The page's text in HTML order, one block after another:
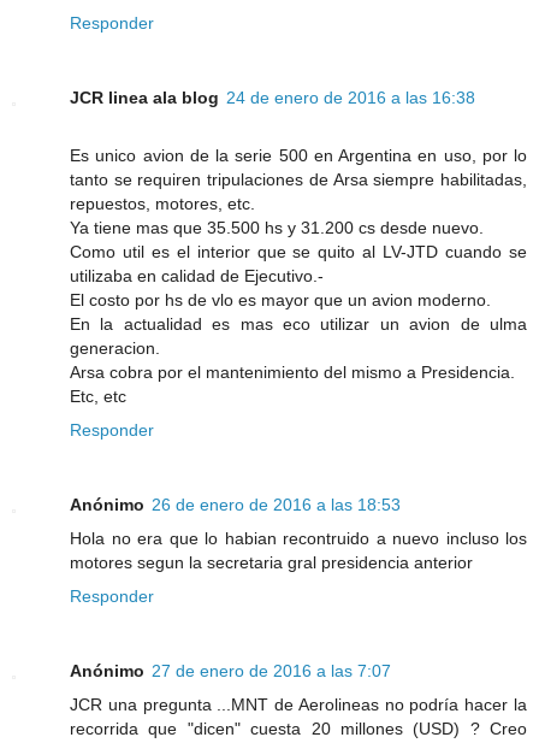
Responder
JCR linea ala blog 24 de enero de 2016 a las 16:38
Es unico avion de la serie 500 en Argentina en uso, por lo
tanto se requiren tripulaciones de Arsa siempre habilitadas,
repuestos, motores, etc.
Ya tiene mas que 35.500 hs y 31.200 cs desde nuevo.
Como util es el interior que se quito al LV-JTD cuando se
utilizaba en calidad de Ejecutivo.-
El costo por hs de vlo es mayor que un avion moderno.
En la actualidad es mas eco utilizar un avion de ulma
generacion.
Arsa cobra por el mantenimiento del mismo a Presidencia.
Etc, etc
Responder
Anónimo 26 de enero de 2016 a las 18:53
Hola no era que lo habian recontruido a nuevo incluso los
motores segun la secretaria gral presidencia anterior
Responder
Anónimo 27 de enero de 2016 a las 7:07
JCR una pregunta ...MNT de Aerolineas no podría hacer la
recorrida que "dicen" cuesta 20 millones (USD) ? Creo